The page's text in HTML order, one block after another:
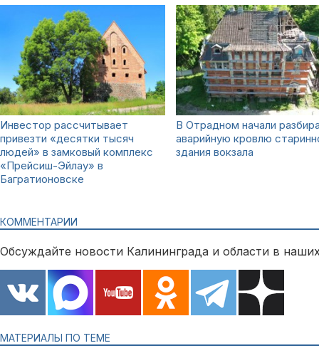
Инвестор рассчитывает
привезти «десятки тысяч
людей» в замковый комплекс
«Прейсиш-Эйлау» в
Багратионовске
В Отрадном начали
аварийную кровлю
здания вокзала
КОММЕНТАРИИ
Обсуждайте новости Калининграда и области в
МАТЕРИАЛЫ ПО ТЕМЕ